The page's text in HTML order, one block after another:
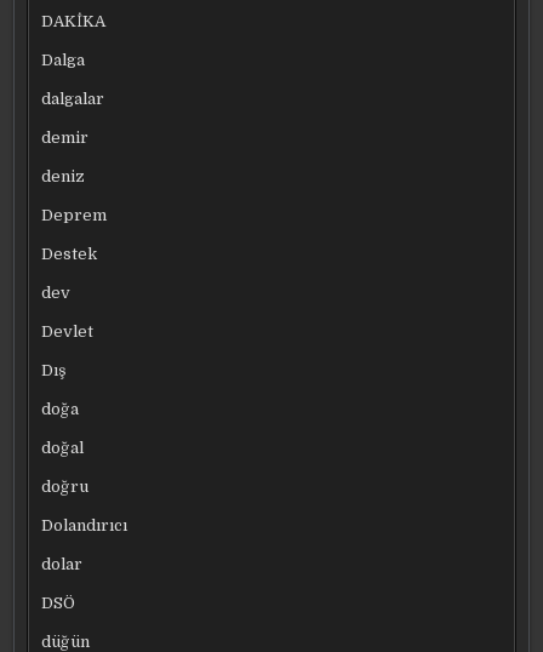
DAKİKA
Dalga
dalgalar
demir
deniz
Deprem
Destek
dev
Devlet
Dış
doğa
doğal
doğru
Dolandırıcı
dolar
DSÖ
düğün